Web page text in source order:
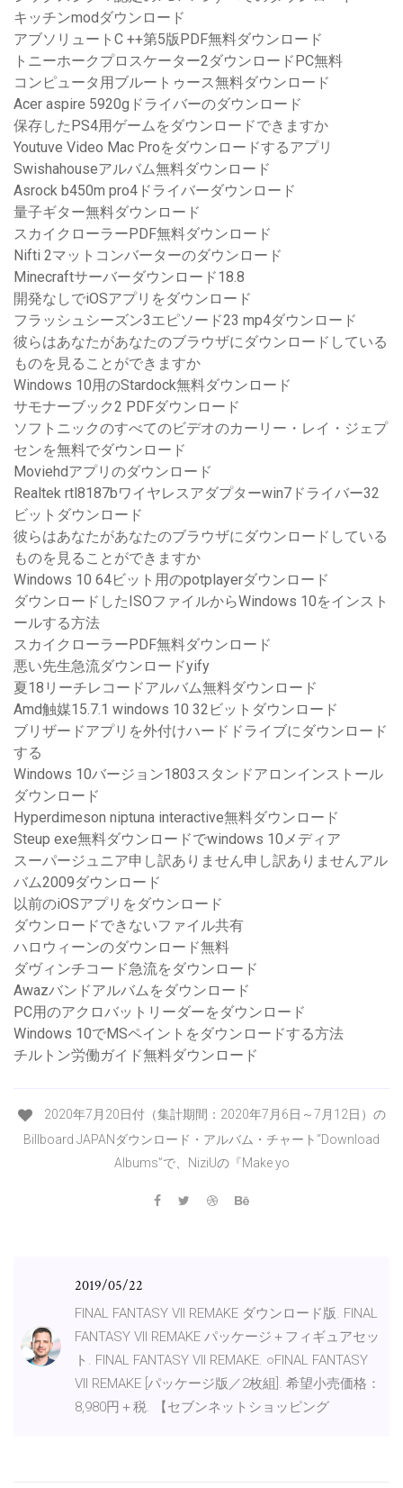
キッチンmodダウンロード
アブソリュートC ++第5版PDF無料ダウンロード
トニーホークプロスケーター2ダウンロードPC無料
コンピュータ用ブルートゥース無料ダウンロード
Acer aspire 5920gドライバーのダウンロード
保存したPS4用ゲームをダウンロードできますか
Youtuve Video Mac Proをダウンロードするアプリ
Swishahouseアルバム無料ダウンロード
Asrock b450m pro4ドライバーダウンロード
量子ギター無料ダウンロード
スカイクローラーPDF無料ダウンロード
Nifti 2マットコンバーターのダウンロード
Minecraftサーバーダウンロード18.8
開発なしでiOSアプリをダウンロード
フラッシュシーズン3エピソード23 mp4ダウンロード
彼らはあなたがあなたのブラウザにダウンロードしている
ものを見ることができますか
Windows 10用のStardock無料ダウンロード
サモナーブック2 PDFダウンロード
ソフトニックのすべてのビデオのカーリー・レイ・ジェプ
センを無料でダウンロード
Moviehdアプリのダウンロード
Realtek rtl8187bワイヤレスアダプターwin7ドライバー32
ビットダウンロード
彼らはあなたがあなたのブラウザにダウンロードしている
ものを見ることができますか
Windows 10 64ビット用のpotplayerダウンロード
ダウンロードしたISOファイルからWindows 10をインスト
ールする方法
スカイクローラーPDF無料ダウンロード
悪い先生急流ダウンロードyify
夏18リーチレコードアルバム無料ダウンロード
Amd触媒15.7.1 windows 10 32ビットダウンロード
ブリザードアプリを外付けハードドライブにダウンロード
する
Windows 10バージョン1803スタンドアロンインストール
ダウンロード
Hyperdimeson niptuna interactive無料ダウンロード
Steup exe無料ダウンロードでwindows 10メディア
スーパージュニア申し訳ありません申し訳ありませんアル
バム2009ダウンロード
以前のiOSアプリをダウンロード
ダウンロードできないファイル共有
ハロウィーンのダウンロード無料
ダヴィンチコード急流をダウンロード
Awazバンドアルバムをダウンロード
PC用のアクロバットリーダーをダウンロード
Windows 10でMSペイントをダウンロードする方法
チルトン労働ガイド無料ダウンロード
2020年7月20日付（集計期間：2020年7月6日～7月12日）の
Billboard JAPANダウンロード・アルバム・チャート“Download
Albums”で、NiziUの『Make yo
2019/05/22
FINAL FANTASY VII REMAKE ダウンロード版. FINAL
FANTASY VII REMAKE パッケージ＋フィギュアセッ
ト. FINAL FANTASY VII REMAKE. ○FINAL FANTASY
VII REMAKE [パッケージ版／2枚組]. 希望小売価格：
8,980円＋税. 【セブンネットショッピング